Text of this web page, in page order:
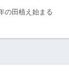
の田植え始まる